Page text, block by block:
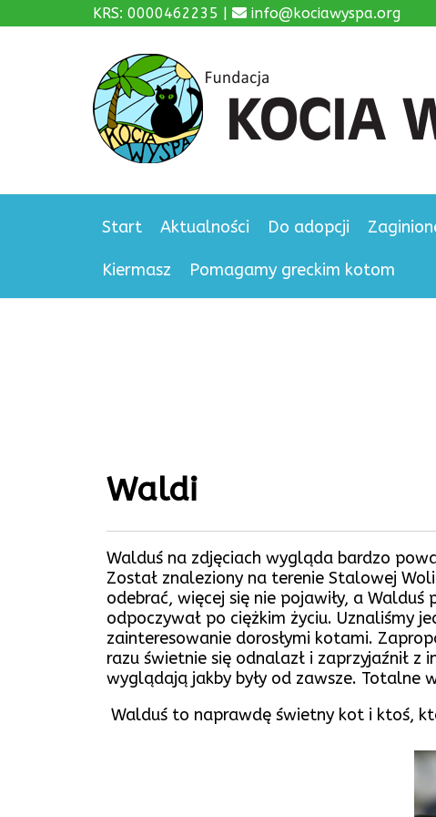
KRS: 0000462235 | info@kociawyspa.org
Start Aktualności Do adopcji
Kiermasz Pomagamy greckim kotom
Waldi
Walduś na zdjęciach wygląda bardzo
Został znaleziony na terenie Stalowej
odebrać, więcej się nie pojawiły, a
odpoczywał po ciężkim życiu. Uznaliśmy
zainteresowanie dorosłymi kotami.
razu świetnie się odnalazł i zaprzyjaźnił
wyglądają jakby były od zawsze. Totalne
Walduś to naprawdę świetny kot i ktoś,